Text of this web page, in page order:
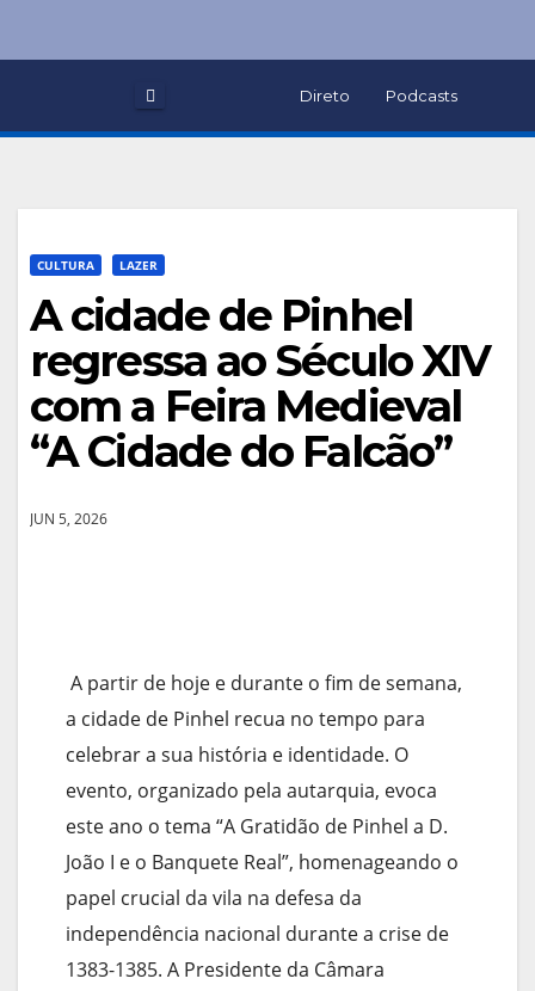
Direto Podcasts
CULTURA LAZER
A cidade de Pinhel
regressa ao Século XIV
com a Feira Medieval
“A Cidade do Falcão”
JUN 5, 2026
A partir de hoje e durante o fim de semana,
a cidade de Pinhel recua no tempo para
celebrar a sua história e identidade. O
evento, organizado pela autarquia, evoca
este ano o tema “A Gratidão de Pinhel a D.
João I e o Banquete Real”, homenageando o
papel crucial da vila na defesa da
independência nacional durante a crise de
1383-1385. A Presidente da Câmara